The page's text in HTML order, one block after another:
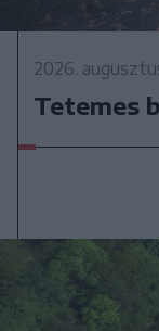
2026.
Tetemes